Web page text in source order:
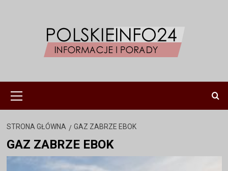
główne
STRONA GŁÓWNA GAZ ZABRZE EBOK
GAZ ZABRZE EBOK